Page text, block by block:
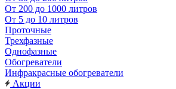
От 200 до 1000 литров
От 5 до 10 литров
Проточные
Трехфазные
Однофазные
Обогреватели
Инфракрасные обогреватели
Акции